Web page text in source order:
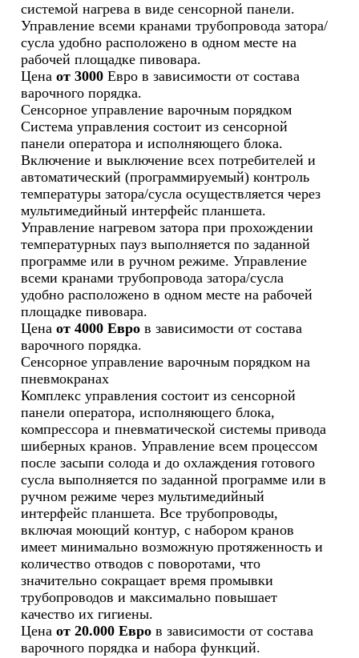
системой нагрева в виде сенсорной панели.
Управление всеми кранами трубопровода затора/
сусла удобно расположено в одном месте на
рабочей площадке пивовара.
Ценаот 3000 Евро в зависимости от состава
варочного порядка.
Сенсорное управление варочным порядком
Система управления состоит из сенсорной
панели оператора и исполняющего блока.
Включение и выключение всех потребителей и
автоматический (программируемый) контроль
температуры затора/сусла осуществляется через
мультимедийный интерфейс планшета.
Управление нагревом затора при прохождении
температурных пауз выполняется по заданной
программе или в ручном режиме. Управление
всеми кранами трубопровода затора/сусла
удобно расположено в одном месте на рабочей
площадке пивовара.
Ценаот 4000 Евро в зависимости от состава
варочного порядка.
Сенсорное управление варочным порядком на
пневмокранах
Комплекс управления состоит из сенсорной
панели оператора, исполняющего блока,
компрессора и пневматической системы привода
шиберных кранов. Управление всем процессом
после засыпи солода и до охлаждения готового
сусла выполняется по заданной программе или в
ручном режиме через мультимедийный
интерфейс планшета. Все трубопроводы,
включая моющий контур, с набором кранов
имеет минимально возможную протяженность и
количество отводов с поворотами, что
значительно сокращает время промывки
трубопроводов и максимально повышает
качество их гигиены.
Ценаот 20.000 Евро в зависимости от состава
варочного порядка и набора функций.